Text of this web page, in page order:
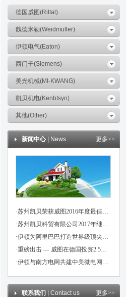
德国威图(Rittal)
魏德米勒(Weidmuller)
伊顿电气(Eaton)
西门子(Siemens)
美光机械(MI-KWANG)
凯贝机电(Kenbtsyn)
其他(Other)
更多>>
新闻中心| News
·苏州凯贝荣获威图2016年度最佳信用伙伴奖
·苏州凯贝科贸有限公司2017年继续成为威图，魏德米勒，伊顿代理商
·伊顿为阿里巴巴打造世界级顶尖数据中心
·重磅出击 — 威图在德国投资2.5亿欧元！
·伊顿与南方电网共建中美微电网示范项目
更多>>
联系我们 | Contact us